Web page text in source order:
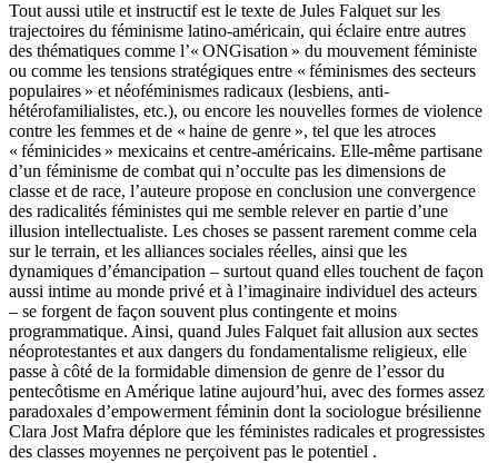
Tout aussi utile et instructif est le texte de Jules Falquet sur les
trajectoires du féminisme latino-américain, qui éclaire entre autres
des thématiques comme l’« ONGisation » du mouvement féministe
ou comme les tensions stratégiques entre « féminismes des secteurs
populaires » et néoféminismes radicaux (lesbiens, anti-
hétérofamilialistes, etc.), ou encore les nouvelles formes de violence
contre les femmes et de « haine de genre », tel que les atroces
« féminicides » mexicains et centre-américains. Elle-même partisane
d’un féminisme de combat qui n’occulte pas les dimensions de
classe et de race, l’auteure propose en conclusion une convergence
des radicalités féministes qui me semble relever en partie d’une
illusion intellectualiste. Les choses se passent rarement comme cela
sur le terrain, et les alliances sociales réelles, ainsi que les
dynamiques d’émancipation – surtout quand elles touchent de façon
aussi intime au monde privé et à l’imaginaire individuel des acteurs
– se forgent de façon souvent plus contingente et moins
programmatique. Ainsi, quand Jules Falquet fait allusion aux sectes
néoprotestantes et aux dangers du fondamentalisme religieux, elle
passe à côté de la formidable dimension de genre de l’essor du
pentecôtisme en Amérique latine aujourd’hui, avec des formes assez
paradoxales d’empowerment féminin dont la sociologue brésilienne
Clara Jost Mafra déplore que les féministes radicales et progressistes
des classes moyennes ne perçoivent pas le potentiel .